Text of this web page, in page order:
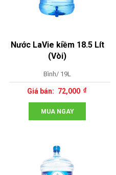
Nước LaVie kiềm 18.5 Lít
(Vòi)
Bình/ 19L
72,000
MUA NGAY